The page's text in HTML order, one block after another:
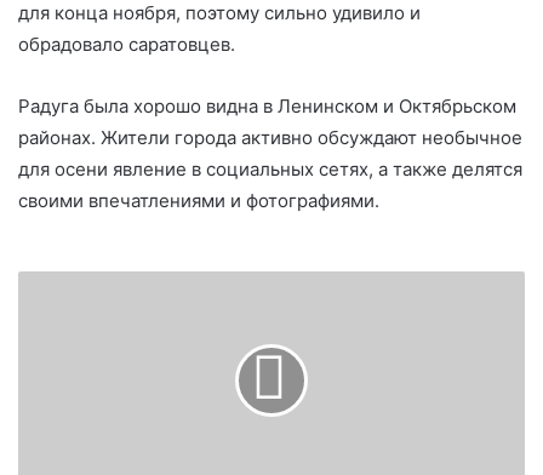
для конца ноября, поэтому сильно удивило и
обрадовало саратовцев.
Радуга была хорошо видна в Ленинском и Октябрьском
районах. Жители города активно обсуждают необычное
для осени явление в социальных сетях, а также делятся
своими впечатлениями и фотографиями.